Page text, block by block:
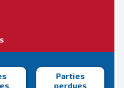
Parties
perdues